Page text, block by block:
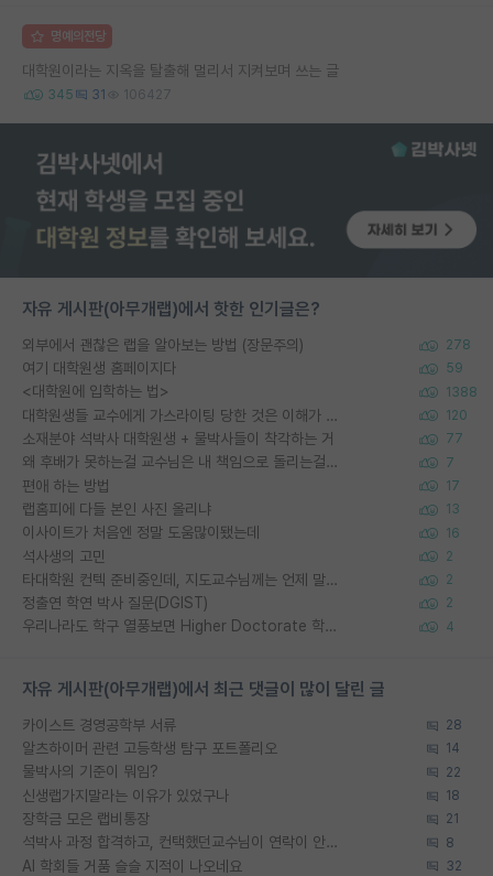
명예의전당
대학원이라는 지옥을 탈출해 멀리서 지켜보며 쓰는 글
345 31 106427
자유 게시판(아무개랩)에서 핫한 인기글은?
외부에서 괜찮은 랩을 알아보는 방법 (장문주의) 278
여기 대학원생 홈페이지다 59
<대학원에 입학하는 법> 1388
대학원생들 교수에게 가스라이팅 당한 것은 이해가 갑니다. 안타깝네요. 120
소재분야 석박사 대학원생 + 물박사들이 착각하는 거 77
왜 후배가 못하는걸 교수님은 내 책임으로 돌리는걸까요? 7
편애 하는 방법 17
랩홈피에 다들 본인 사진 올리냐 13
이사이트가 처음엔 정말 도움많이됐는데 16
석사생의 고민 2
타대학원 컨텍 준비중인데, 지도교수님께는 언제 말씀드려야 할까요? 2
정출연 학연 박사 질문(DGIST) 2
우리나라도 학구 열풍보면 Higher Doctorate 학위가 필요하다고 봅니다. 4
자유 게시판(아무개랩)에서 최근 댓글이 많이 달린 글
카이스트 경영공학부 서류 28
알츠하이머 관련 고등학생 탐구 포트폴리오 14
물박사의 기준이 뭐임? 22
신생랩가지말라는 이유가 있었구나 18
장학금 모은 랩비통장 21
석박사 과정 합격하고, 컨택했던교수님이 연락이 안됩니다... 8
AI 학회들 거품 슬슬 지적이 나오네요 32